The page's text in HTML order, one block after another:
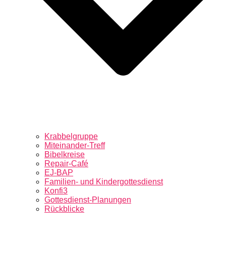
Krabbelgruppe
Miteinander-Treff
Bibelkreise
Repair-Café
EJ-BAP
Familien- und Kindergottesdienst
Konfi3
Gottesdienst-Planungen
Rückblicke